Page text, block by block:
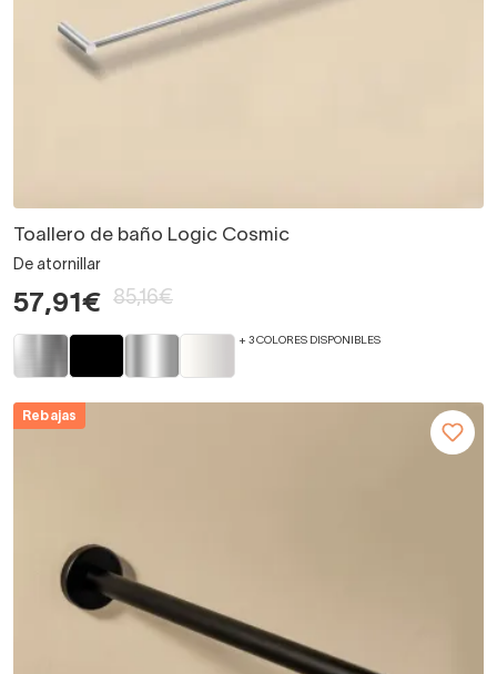
Toallero de baño Logic Cosmic
De atornillar
57,91€ 85,16€
+ 3 COLORES DISPONIBLES
Rebajas